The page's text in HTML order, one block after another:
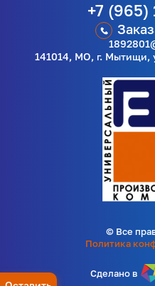
+7 (965)
141014, МО, г. Мытищи,
Сделано в
© Все
Политика